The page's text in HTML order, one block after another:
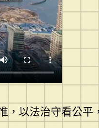
，以法治守看公平